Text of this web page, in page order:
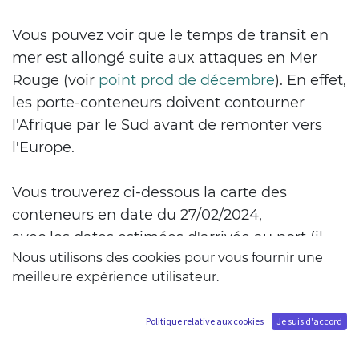
Vous pouvez voir que le temps de transit en
mer est allongé suite aux attaques en Mer
Rouge (voir point prod de décembre). En effet,
les porte-conteneurs doivent contourner
l'Afrique par le Sud avant de remonter vers
l'Europe.
Vous trouverez ci-dessous la carte des
conteneurs en date du 27/02/2024,
avec les dates estimées d'arrivée au port (il
s'agit de dates estimatives d'arrivée au port,
celles-ci peuvent légèrement varier. Il faut
dédouanement et la livraison chez Tsume).
Nous utilisons des cookies pour vous fournir une
meilleure expérience utilisateur.
Politique relative aux cookies Je suis d'accord